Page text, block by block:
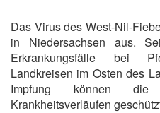
Das Virus des West-Nil-
in Niedersachsen aus.
Erkrankungsfälle bei
Landkreisen im Osten des
Impfung können
Krankheitsverläufen